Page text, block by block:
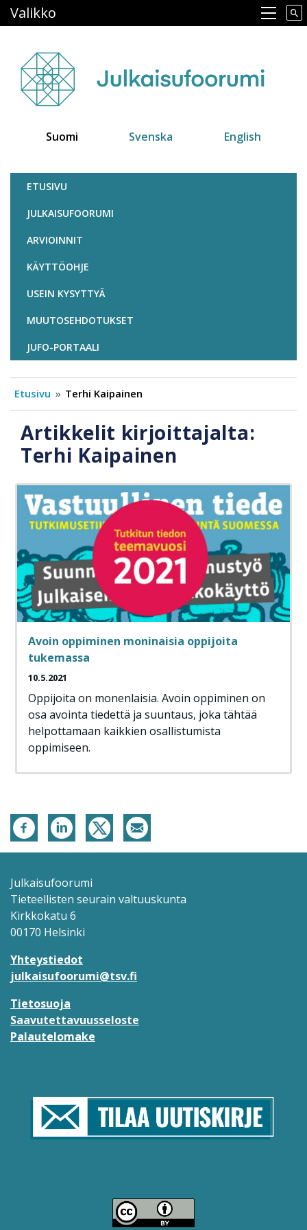
pääsisältöön
Main navigation
Valikko
Suomi Svenska English
Julkaisufoorumi
ETUSIVU
JULKAISUFOORUMI
ARVIOINNIT
KÄYTTÖOHJE
USEIN KYSYTTYÄ
MUUTOSEHDOTUKSET
JUFO-PORTAALI
Etusivu Terhi Kaipainen
Artikkelit kirjoittajalta:
Terhi Kaipainen
Avoin oppiminen moninaisia oppijoita
tukemassa
10.5.2021
Oppijoita on monenlaisia. Avoin oppiminen on
osa avointa tiedettä ja suuntaus, joka tähtää
helpottamaan kaikkien osallistumista
oppimiseen.
Julkaisufoorumi
Tieteellisten seurain valtuuskunta
Kirkkokatu 6
00170 Helsinki
Yhteystiedot
julkaisufoorumi@tsv.fi
Tietosuoja
Saavutettavuusseloste
Palautelomake